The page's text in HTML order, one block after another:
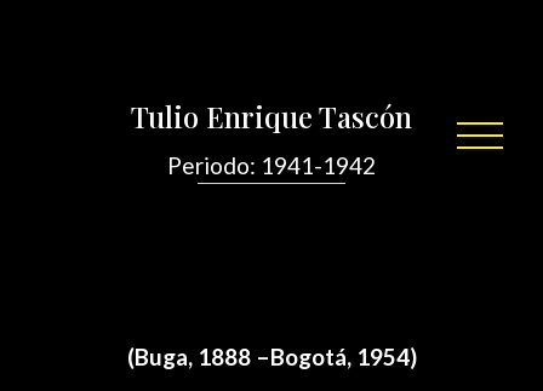
Tulio Enrique Tascón
Periodo: 1941-1942
(Buga, 1888 –Bogotá, 1954)